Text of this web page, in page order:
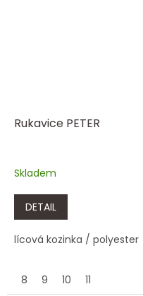
Rukavice PETER
Skladem
DETAIL
lícová kozinka / polyester
8 9 10 11